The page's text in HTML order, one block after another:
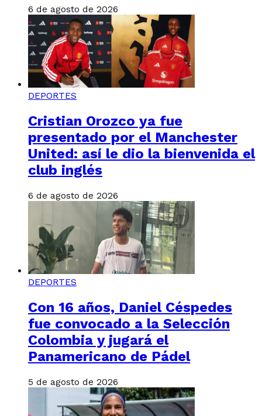
6 de agosto de 2026
DEPORTES
Cristian Orozco ya fue
presentado por el Manchester
United: así le dio la bienvenida el
club inglés
6 de agosto de 2026
DEPORTES
Con 16 años, Daniel Céspedes
fue convocado a la Selección
Colombia y jugará el
Panamericano de Pádel
5 de agosto de 2026